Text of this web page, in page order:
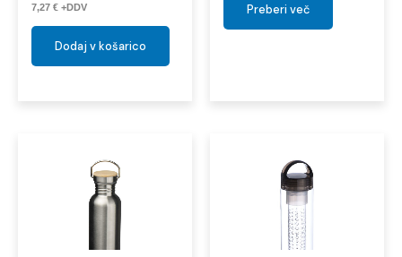
7,27 € +DDV
Dodaj v košarico
Preberi več